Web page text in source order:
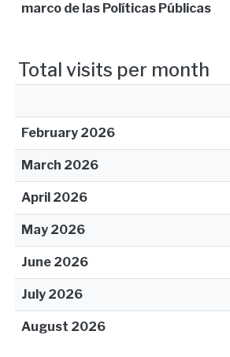
marco de las Políticas Públicas
Total visits per month
February 2026
March 2026
April 2026
May 2026
June 2026
July 2026
August 2026